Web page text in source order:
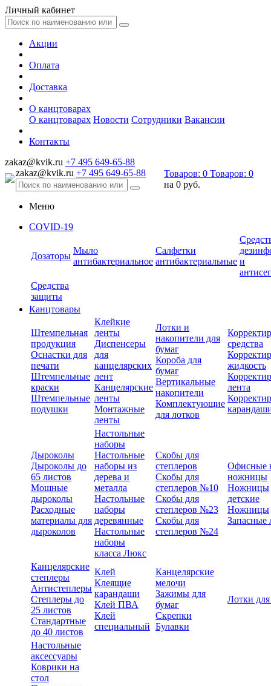
Личный кабинет
Акции
Оплата
Доставка
О канцтоварах
О канцтоварах Новости Сотрудники Вакансии
Контакты
zakaz@kvik.ru +7 495 649-65-88
zakaz@kvik.ru +7 495 649-65-88 Товаров: 0 Товаров: 0
на 0 руб.
Меню
COVID-19
Дозаторы
Мыло
антибактериальное
Салфетки
антибактериальные и
Средства
защиты
Канцтовары
Штемпельная
продукция
Оснастки для
печати
Штемпельные
краски
Штемпельные
подушки
Клейкие
ленты
Диспенсеры
для
канцелярских
лент
Канцелярские
ленты
Монтажные
ленты
Лотки и
накопители для
бумаг
Короба для
бумаг
Вертикальные
накопители
Комплектующие
для лотков
средства
жидкость
лента
Дыроколы
Дыроколы до
65 листов
Мощные
дыроколы
Расходные
материалы для
дыроколов
Настольные
наборы
Настольные
наборы из
дерева и
металла
Настольные
наборы
деревянные
Настольные
наборы
класса Люкс
Скобы для
степлеров
Скобы для
степлеров №10
Скобы для
степлеров №23
Скобы для
степлеров №24
Офисные
ножницы
Ножницы
детские
Ножницы
Запасные
Канцелярские
степлеры
Антистеплеры
Степлеры до
25 листов
Стандартные
до 40 листов
Клей
Клеящие
карандаши
Клей ПВА
Клей
специальный
Канцелярские
мелочи
Зажимы для
бумаг
Скрепки
Булавки
Лотки
Настольные
аксессуары
Коврики на
стол